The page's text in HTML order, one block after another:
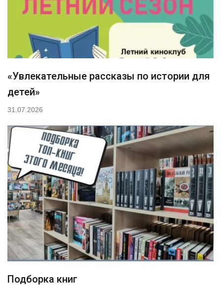
«Увлекательные рассказы по истории для
детей»
31.07.2026
Подборка книг